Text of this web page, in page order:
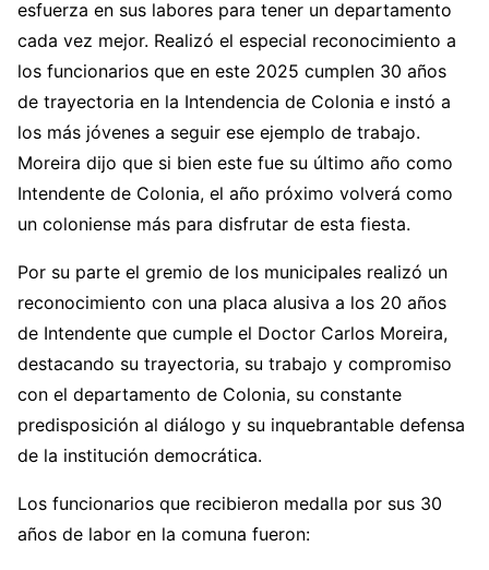
esfuerza en sus labores para tener un departamento
cada vez mejor. Realizó el especial reconocimiento a
los funcionarios que en este 2025 cumplen 30 años
de trayectoria en la Intendencia de Colonia e instó a
los más jóvenes a seguir ese ejemplo de trabajo.
Moreira dijo que si bien este fue su último año como
Intendente de Colonia, el año próximo volverá como
un coloniense más para disfrutar de esta fiesta.
Por su parte el gremio de los municipales realizó un
reconocimiento con una placa alusiva a los 20 años
de Intendente que cumple el Doctor Carlos Moreira,
destacando su trayectoria, su trabajo y compromiso
con el departamento de Colonia, su constante
predisposición al diálogo y su inquebrantable defensa
de la institución democrática.
Los funcionarios que recibieron medalla por sus 30
años de labor en la comuna fueron: